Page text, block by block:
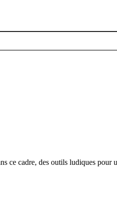
cadre, des outils ludiques pour